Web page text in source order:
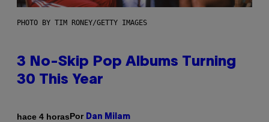
PHOTO BY TIM RONEY/GETTY IMAGES
3 No-Skip Pop Albums Turning
30 This Year
hace 4 horasPor Dan Milam